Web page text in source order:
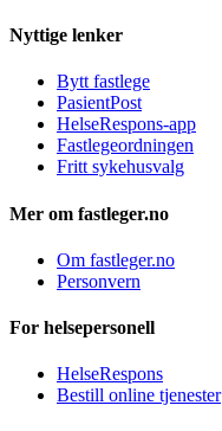
Nyttige lenker
Bytt fastlege
PasientPost
HelseRespons-app
Fastlegeordningen
Fritt sykehusvalg
Mer om fastleger.no
Om fastleger.no
Personvern
For helsepersonell
HelseRespons
Bestill online tjenester